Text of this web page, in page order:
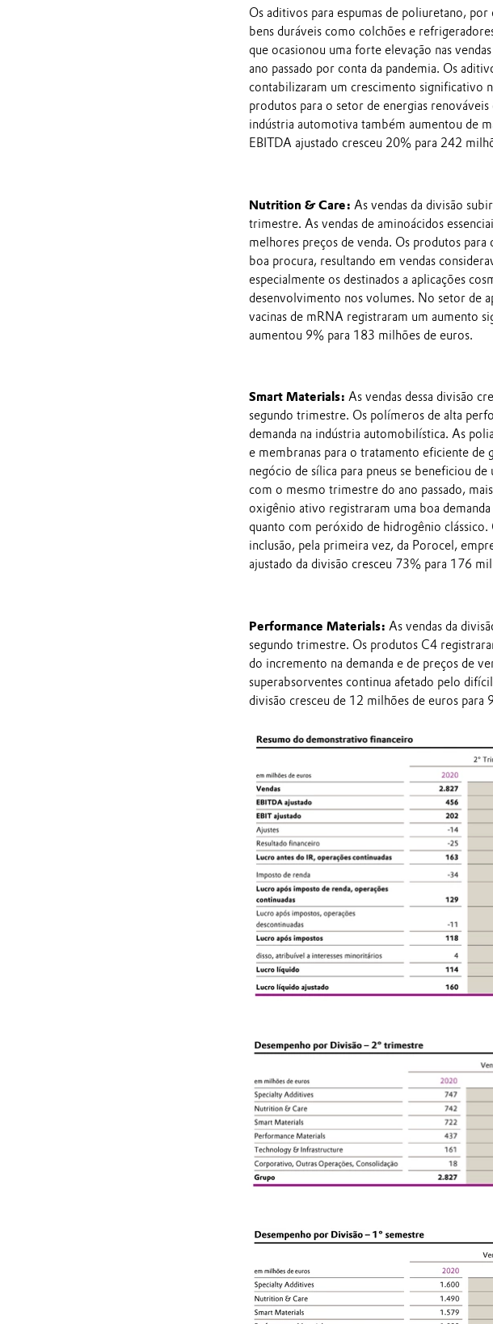
Os aditivos para espumas de poliuretano,
bens duráveis como colchões e
que ocasionou uma forte elevação nas
ano passado por conta da pandemia. Os
contabilizaram um crescimento significativo
produtos para o setor de energias
indústria automotiva também aumentou de
EBITDA ajustado cresceu 20% para 242
Nutrition & Care: As vendas da divisão
trimestre. As vendas de aminoácidos
melhores preços de venda. Os produtos para
boa procura, resultando em vendas
especialmente os destinados a aplicações
desenvolvimento nos volumes. No setor de
vacinas de mRNA registraram um aumento
aumentou 9% para 183 milhões de euros.
Smart Materials: As vendas dessa divisão
segundo trimestre. Os polímeros de alta
demanda na indústria automobilística. As
e membranas para o tratamento eficiente de
negócio de sílica para pneus se beneficiou
com o mesmo trimestre do ano passado,
oxigênio ativo registraram uma boa
quanto com peróxido de hidrogênio
inclusão, pela primeira vez, da Porocel,
ajustado da divisão cresceu 73% para 176
Performance Materials: As vendas da
segundo trimestre. Os produtos C4
do incremento na demanda e de preços de
superabsorventes continua afetado pelo
divisão cresceu de 12 milhões de euros